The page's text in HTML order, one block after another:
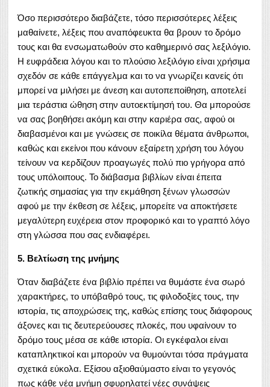
Όσο περισσότερο διαβάζετε, τόσο περισσότερες λέξεις
μαθαίνετε, λέξεις που αναπόφευκτα θα βρουν το δρόμο
τους και θα ενσωματωθούν στο καθημερινό σας λεξιλόγιο.
Η ευφράδεια λόγου και το πλούσιο λεξιλόγιο είναι χρήσιμα
σχεδόν σε κάθε επάγγελμα και το να γνωρίζει κανείς ότι
μπορεί να μιλήσει με άνεση και αυτοπεποίθηση, αποτελεί
μια τεράστια ώθηση στην αυτοεκτίμησή του. Θα μπορούσε
να σας βοηθήσει ακόμη και στην καριέρα σας, αφού οι
διαβασμένοι και με γνώσεις σε ποικίλα θέματα άνθρωποι,
καθώς και εκείνοι που κάνουν εξαίρετη χρήση του λόγου
τείνουν να κερδίζουν προαγωγές πολύ πιο γρήγορα από
τους υπόλοιπους. Το διάβασμα βιβλίων είναι έπειτα
ζωτικής σημασίας για την εκμάθηση ξένων γλωσσών
αφού με την έκθεση σε λέξεις, μπορείτε να αποκτήσετε
μεγαλύτερη ευχέρεια στον προφορικό και το γραπτό λόγο
στη γλώσσα που σας ενδιαφέρει.
5. Βελτίωση της μνήμης
Όταν διαβάζετε ένα βιβλίο πρέπει να θυμάστε ένα σωρό
χαρακτήρες, το υπόβαθρό τους, τις φιλοδοξίες τους, την
ιστορία, τις αποχρώσεις της, καθώς επίσης τους διάφορους
άξονες και τις δευτερεύουσες πλοκές, που υφαίνουν το
δρόμο τους μέσα σε κάθε ιστορία. Οι εγκέφαλοι είναι
καταπληκτικοί και μπορούν να θυμούνται τόσα πράγματα
σχετικά εύκολα. Εξίσου αξιοθαύμαστο είναι το γεγονός
πως κάθε νέα μνήμη σφυρηλατεί νέες συνάψεις